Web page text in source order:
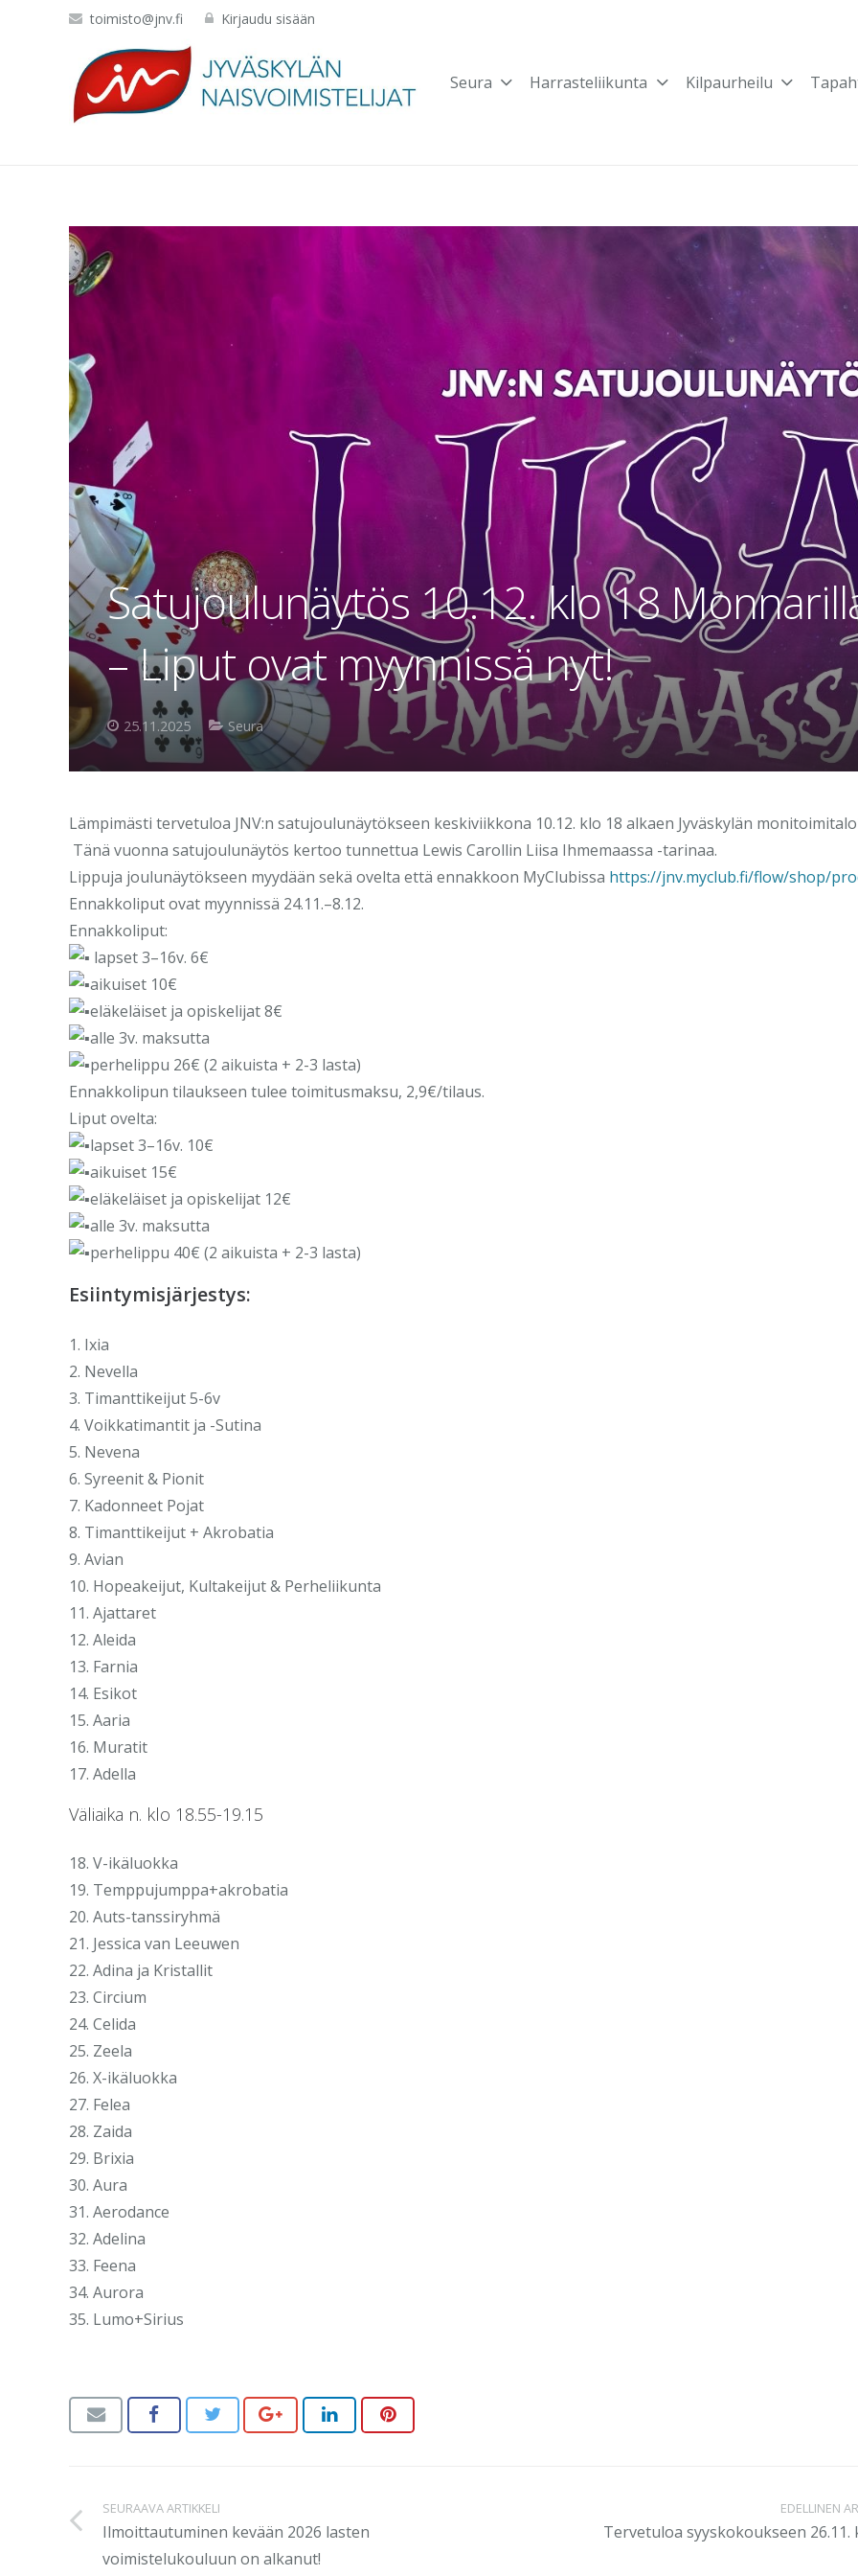
toimisto@jnv.fi Kirjaudu sisään
Seura Harrasteliikunta Kilpaurheilu
Satujoulunäytös 10.12. klo 18
– Liput ovat myynnissä nyt!
25.11.2025 Seura
Lämpimästi tervetuloa JNV:n satujoulunäytökseen keskiviikkona 10.12. klo 18 alkaen Jyväskylän
Tänä vuonna satujoulunäytös kertoo tunnettua Lewis Carollin Liisa Ihmemaassa -tarinaa.
Lippuja joulunäytökseen myydään sekä ovelta että ennakkoon MyClubissa https://jnv.myclub.fi/flow/shop/
Ennakkoliput ovat myynnissä 24.11.–8.12.
Ennakkoliput:
lapset 3–16v. 6€
aikuiset 10€
eläkeläiset ja opiskelijat 8€
alle 3v. maksutta
perhelippu 26€ (2 aikuista + 2-3 lasta)
Ennakkolipun tilaukseen tulee toimitusmaksu, 2,9€/tilaus.
Liput ovelta:
lapset 3–16v. 10€
aikuiset 15€
eläkeläiset ja opiskelijat 12€
alle 3v. maksutta
perhelippu 40€ (2 aikuista + 2-3 lasta)
Esiintymisjärjestys:
1. Ixia
2. Nevella
3. Timanttikeijut 5-6v
4. Voikkatimantit ja -Sutina
5. Nevena
6. Syreenit & Pionit
7. Kadonneet Pojat
8. Timanttikeijut + Akrobatia
9. Avian
10. Hopeakeijut, Kultakeijut & Perheliikunta
11. Ajattaret
12. Aleida
13. Farnia
14. Esikot
15. Aaria
16. Muratit
17. Adella
Väliaika n. klo 18.55-19.15
18. V-ikäluokka
19. Temppujumppa+akrobatia
20. Auts-tanssiryhmä
21. Jessica van Leeuwen
22. Adina ja Kristallit
23. Circium
24. Celida
25. Zeela
26. X-ikäluokka
27. Felea
28. Zaida
29. Brixia
30. Aura
31. Aerodance
32. Adelina
33. Feena
34. Aurora
35. Lumo+Sirius
EDELLINEN
Tervetuloa syyskokoukseen 26.11.
SEURAAVA ARTIKKELI
Ilmoittautuminen kevään 2026 lasten
voimistelukouluun on alkanut!